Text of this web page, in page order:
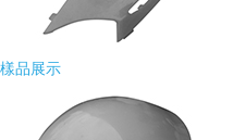
樣品展示